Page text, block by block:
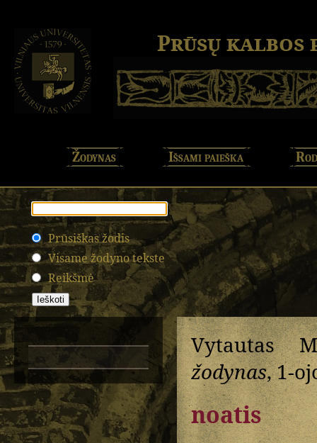
Prūsų kalbos
Žodynas Išsami paieška
Prūsiškas žodis
Visame žodyno tekste
Reikšmė
Vytautas
žodynas, 1-
noatis